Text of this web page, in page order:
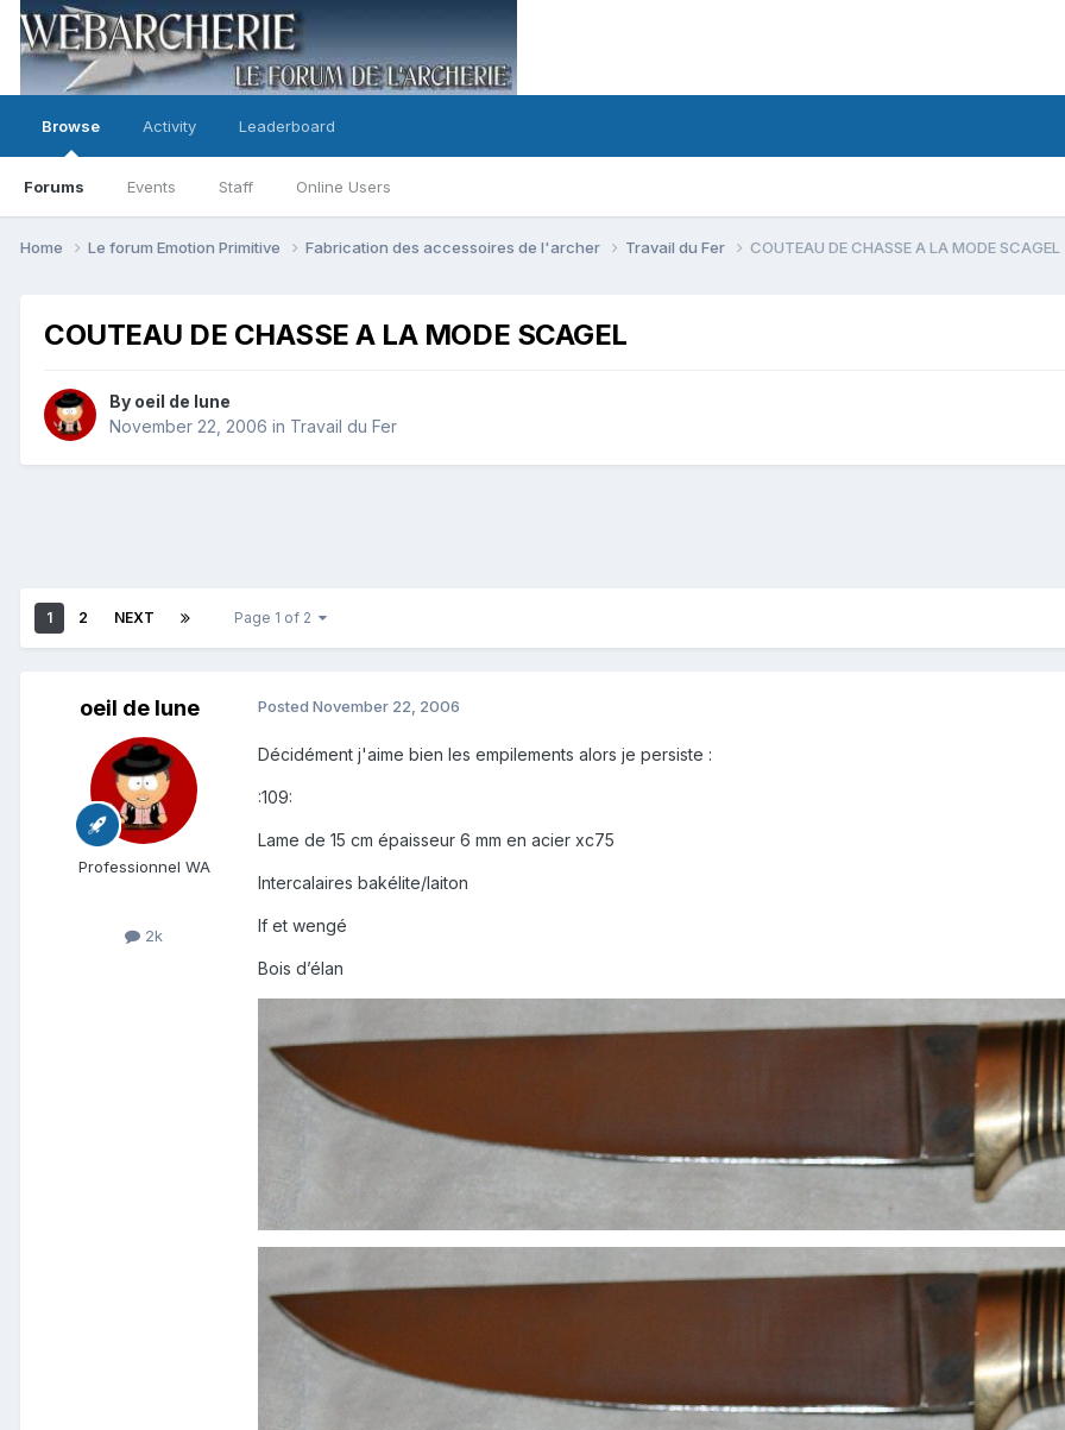
Browse
Forums Events Staff Online Users
Activity Leaderboard
Home Le forum Emotion Primitive Fabrication des accessoires de l'archer Travail du Fer COUTEAU DE CHASSE A LA MODE SCAGEL
COUTEAU DE CHASSE A LA MODE SCAGEL
By oeil de lune
November 22, 2006 in Travail du Fer
1 2 NEXT Page 1 of 2
oeil de lune
Professionnel WA
2k
Posted November 22, 2006
Décidément j'aime bien les empilements alors je persiste :
:109:
Lame de 15 cm épaisseur 6 mm en acier xc75
Intercalaires bakélite/laiton
If et wengé
Bois d’élan